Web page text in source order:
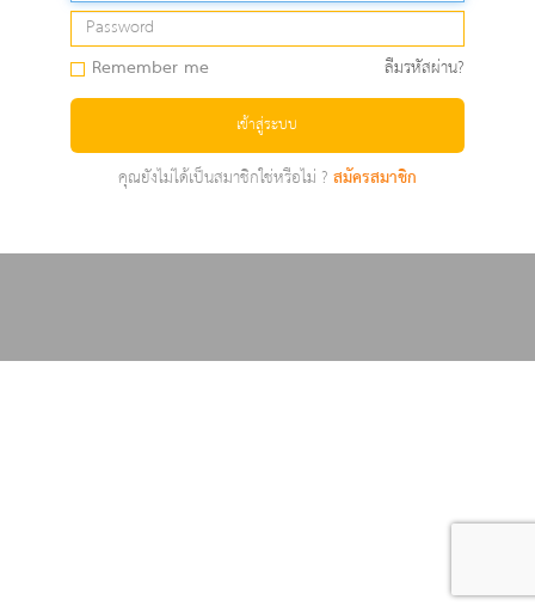
Remember me ลืมรหัสผ่าน?
เข้าสู่ระบบ
คุณยังไม่ได้เป็นสมาชิกใช่หรือไม่ ?สมัครสมาชิก